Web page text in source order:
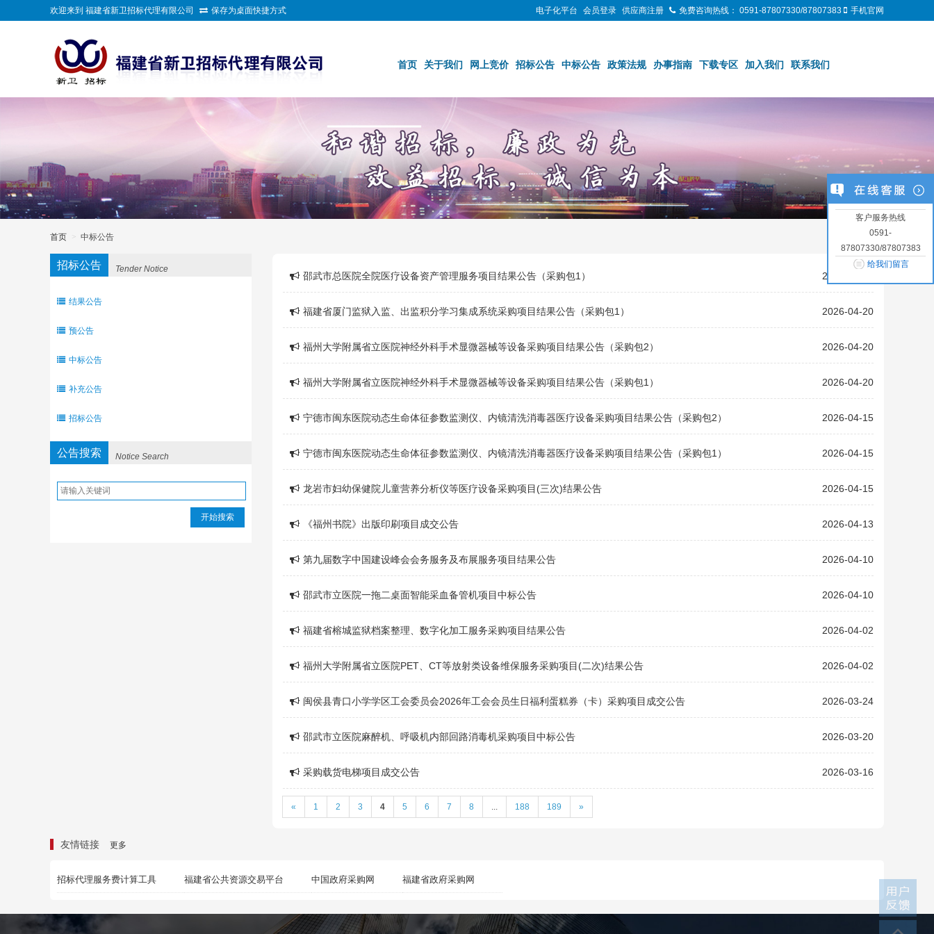
电子化平台 会员登录 供应商注册 免费咨询热线： 0591-87807330/87807383 手机官网
欢迎来到 福建省新卫招标代理有限公司 保存为桌面快捷方式
首页 关于我们 网上竞价 招标公告 中标公告 政策法规 办事指南 下载专区 加入我们 联系我们
首页 > 中标公告
招标公告 Tender Notice
结果公告
预公告
中标公告
补充公告
招标公告
公告搜索 Notice Search
开始搜索
2026-04-20
邵武市总医院全院医疗设备资产管理服务项目结果公告（采购包1）
2026-04-20
福建省厦门监狱入监、出监积分学习集成系统采购项目结果公告（采购包1）
2026-04-20
福州大学附属省立医院神经外科手术显微器械等设备采购项目结果公告（采购包2）
2026-04-20
福州大学附属省立医院神经外科手术显微器械等设备采购项目结果公告（采购包1）
2026-04-15
宁德市闽东医院动态生命体征参数监测仪、内镜清洗消毒器医疗设备采购项目结果公告（采购包2）
2026-04-15
宁德市闽东医院动态生命体征参数监测仪、内镜清洗消毒器医疗设备采购项目结果公告（采购包1）
2026-04-15
龙岩市妇幼保健院儿童营养分析仪等医疗设备采购项目(三次)结果公告
2026-04-13
《福州书院》出版印刷项目成交公告
2026-04-10
第九届数字中国建设峰会会务服务及布展服务项目结果公告
2026-04-10
邵武市立医院一拖二桌面智能采血备管机项目中标公告
2026-04-02
福建省榕城监狱档案整理、数字化加工服务采购项目结果公告
2026-04-02
福州大学附属省立医院PET、CT等放射类设备维保服务采购项目(二次)结果公告
2026-03-24
闽侯县青口小学学区工会委员会2026年工会会员生日福利蛋糕券（卡）采购项目成交公告
2026-03-20
邵武市立医院麻醉机、呼吸机内部回路消毒机采购项目中标公告
2026-03-16
采购载货电梯项目成交公告
« 1 2 3 4 5 6 7 8 ... 188 189 »
友情链接 更多
招标代理服务费计算工具 福建省公共资源交易平台 中国政府采购网 福建省政府采购网
客户服务热线
0591-
87807330/87807383
给我们留言